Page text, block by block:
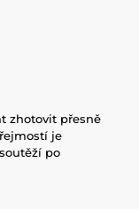
zhotovit přesně
je
po